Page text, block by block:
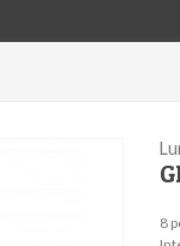
8